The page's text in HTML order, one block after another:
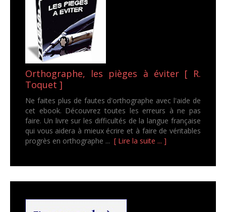
Orthographe, les pièges à éviter [ R.
Toquet ]
Ne faites plus de fautes d'orthographe avec l'aide de
cet ebook. Découvrez toutes les erreurs à ne pas
faire. Un livre sur les difficultés de la langue française
qui vous aidera à mieux écrire et à faire de véritables
progrès en orthographe ... [ Lire la suite ... ]